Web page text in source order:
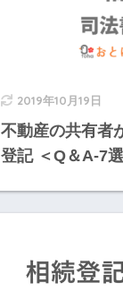
2019年10月19日
不動産の共有者
登記 ＜Q＆A-7